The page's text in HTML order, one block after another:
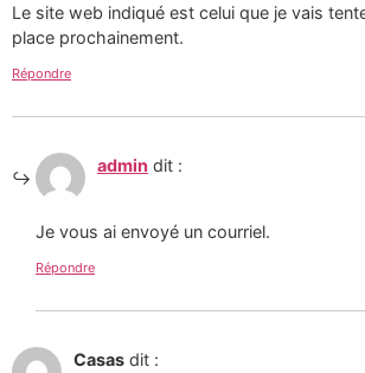
Le site web indiqué est celui que je vais
place prochainement.
Répondre
admin dit :
Je vous ai envoyé un courriel.
Répondre
Casas dit :